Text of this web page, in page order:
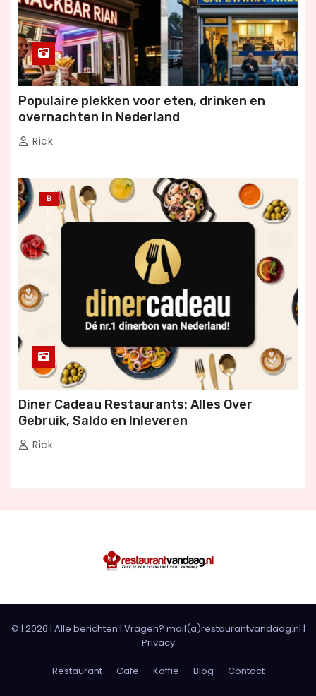
Populaire plekken voor eten, drinken en
overnachten in Nederland
Rick
B
L
O
G
Diner Cadeau Restaurants: Alles Over
Gebruik, Saldo en Inleveren
Rick
© | 2026 | Alle berichten | Vragen? mail(a)restaurantvandaag.nl |
Privacy
Restaurant Cafe Koffie Blog Contact